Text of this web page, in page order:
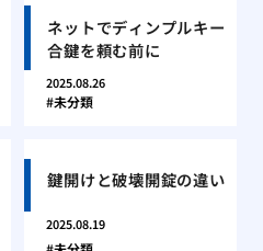
ネットでディンプルキー
合鍵を頼む前に
2025.08.26
未分類
鍵開けと破壊開錠の違い
2025.08.19